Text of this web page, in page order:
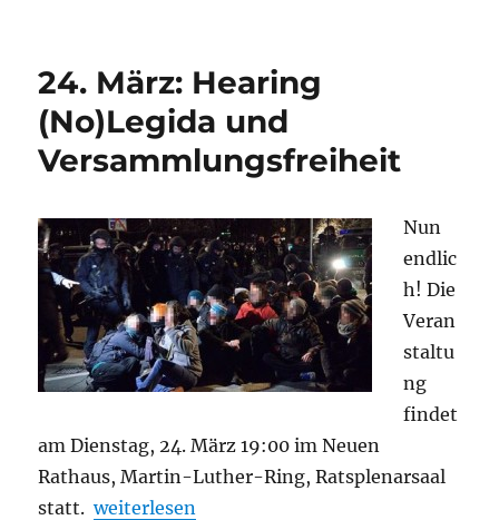
24. März: Hearing
(No)Legida und
Versammlungsfreiheit
Nun
endlic
h! Die
Veran
staltu
ng
findet
am Dienstag, 24. März 19:00 im Neuen
Rathaus, Martin-Luther-Ring, Ratsplenarsaal
statt.„24. März: Hearing (No)Legida und
weiterlesen